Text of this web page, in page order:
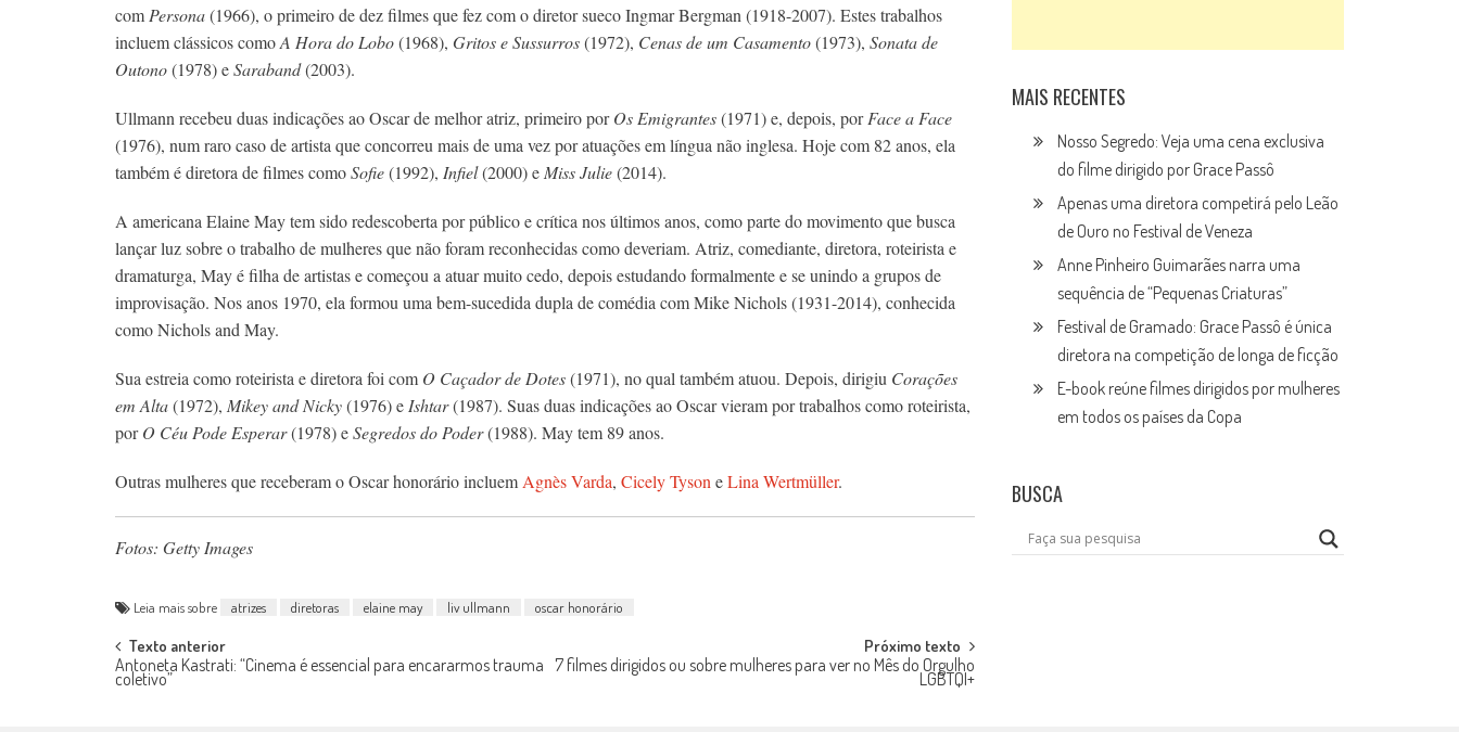
com Persona(1966), o primeiro de dez filmes que fez com o diretor sueco Ingmar Bergman (1918-2007). Estes trabalhos
incluem clássicos comoA Hora do Lobo(1968), Gritos e Sussurros(1972), Cenas de um Casamento(1973), Sonata de
Outono(1978) eSaraband(2003).
Ullmann recebeu duas indicações ao Oscar de melhor atriz, primeiro porOs Emigrantes(1971) e, depois, porFace a Face
(1976), num raro caso de artista que concorreu mais de uma vez por atuações em língua não inglesa. Hoje com 82 anos, ela
também é diretora de filmes comoSofie(1992), Infiel(2000) e Miss Julie(2014).
A americana Elaine May tem sido redescoberta por público e crítica nos últimos anos, como parte do movimento que busca
lançar luz sobre o trabalho de mulheres que não foram reconhecidas como deveriam. Atriz, comediante, diretora, roteirista e
dramaturga, May é filha de artistas e começou a atuar muito cedo, depois estudando formalmente e se unindo a grupos de
improvisação. Nos anos 1970, ela formou uma bem-sucedida dupla de comédia com Mike Nichols (1931-2014), conhecida
como Nichols and May.
Sua estreia como roteirista e diretora foi com O Caçador de Dotes(1971), no qual também atuou. Depois, dirigiu Corações
em Alta(1972), Mikey and Nicky(1976) e Ishtar(1987). Suas duas indicações ao Oscar vieram por trabalhos como roteirista,
porO Céu Pode Esperar(1978) eSegredos do Poder(1988). May tem 89 anos.
Outras mulheres que receberam o Oscar honorário incluem Agnès Varda, Cicely Tyson eLina Wertmüller.
Fotos: Getty Images
Leia mais sobre atrizes diretoras elaine may liv ullmann oscar honorário
Post
navigation
Texto anterior
Antoneta Kastrati: “Cinema é essencial para encararmos trauma
coletivo”
Próximo texto
7 filmes dirigidos ou sobre mulheres para ver no Mês do Orgulho
LGBTQI+
MAIS RECENTES
Nosso Segredo: Veja uma cena exclusiva
do filme dirigido por Grace Passô
Apenas uma diretora competirá pelo Leão
de Ouro no Festival de Veneza
Anne Pinheiro Guimarães narra uma
sequência de “Pequenas Criaturas”
Festival de Gramado: Grace Passô é única
diretora na competição de longa de ficção
E-book reúne filmes dirigidos por mulheres
em todos os países da Copa
BUSCA